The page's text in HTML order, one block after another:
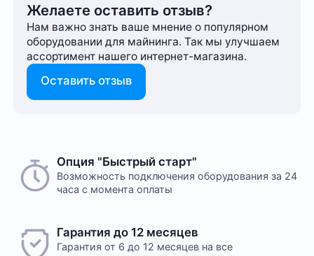
Желаете оставить отзыв?
Нам важно знать ваше мнение о популярном
оборудовании для майнинга. Так мы улучшаем
ассортимент нашего интернет-⁠магазина.
Оставить отзыв
Опция "Быстрый старт"
Возможность подключения оборудования за 24
часа с момента оплаты
Гарантия до 12 месяцев
Гарантия от 6 до 12 месяцев на все